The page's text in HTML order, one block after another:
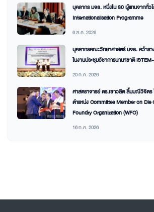
บุคลากร มจธ. หนึ่งใน 30 ผู้แทนจากทั่ว
Internationalisation Programme
6 ส.ค. 2026
บุคลากรคณะวิทยาศาสตร์ มจธ. คว้าร
ในงานประชุมวิชาการนานาชาติ
20 ก.ค. 2026
ศาสตราจารย์ ดร.เชาวลิต ลิ้มมณีวิจิตร
ตำแหน่ง Committee Member on Die
Foundry Organization (WFO)
16 ก.ค. 2026